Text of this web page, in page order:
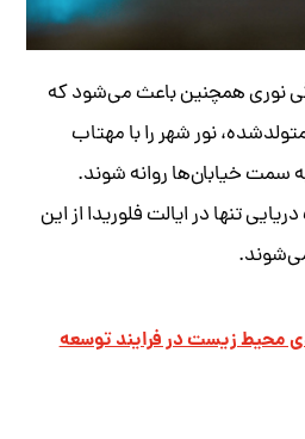
نوری همچنین باعث می‌شود که
نور شهر را با مهتاب
سمت خیابان‌ها روانه شوند.
تنها در ایالت فلوریدا از این
محیط زیست در فرایند توسعه